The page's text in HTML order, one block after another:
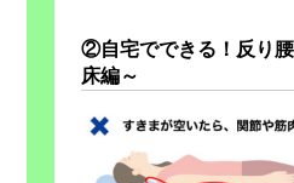
②自宅でできる！反り
床編～